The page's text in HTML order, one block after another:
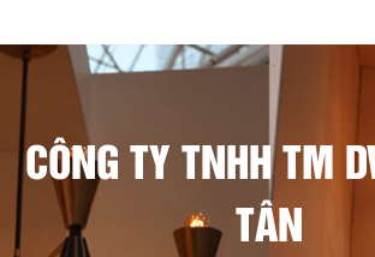
CÔNG TY TNHH TM
TÂN